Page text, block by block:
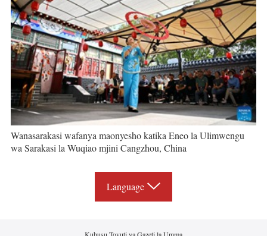
Wanasarakasi wafanya maonyesho katika Eneo la Ulimwengu
wa Sarakasi la Wuqiao mjini Cangzhou, China
Language